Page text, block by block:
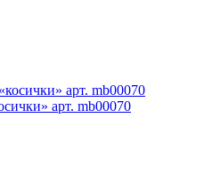
арт. mb00070